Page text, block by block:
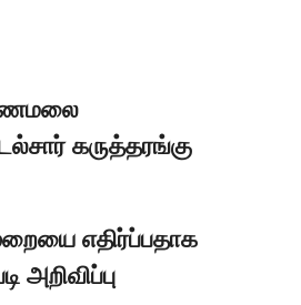
கருத்தரங்கு
எதிர்ப்பதாக
அறிவிப்பு